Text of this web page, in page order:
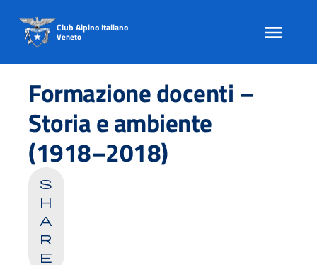
content
Club Alpino Italiano
Veneto
Formazione docenti –
Storia e ambiente
(1918–2018)
s
h
a
r
e